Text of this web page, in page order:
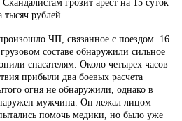
грозит арест на 15 суток
рублей.
ЧП, связанное с поездом. 16
составе обнаружили сильное
спасателям. Около четырех часов
прибыли два боевых расчета
огня не обнаружили, однако в
мужчина. Он лежал лицом
помочь медики, но было уже